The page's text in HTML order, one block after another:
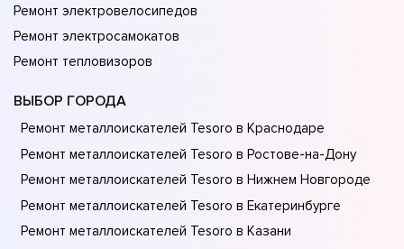
Ремонт электровелосипедов
Ремонт электросамокатов
Ремонт тепловизоров
ВЫБОР ГОРОДА
Ремонт металлоискателей Tesoro в Краснодаре
Ремонт металлоискателей Tesoro в Ростове-на-Донy
Ремонт металлоискателей Tesoro в Нижнем Новгороде
Ремонт металлоискателей Tesoro в Екатеринбурге
Ремонт металлоискателей Tesoro в Казани